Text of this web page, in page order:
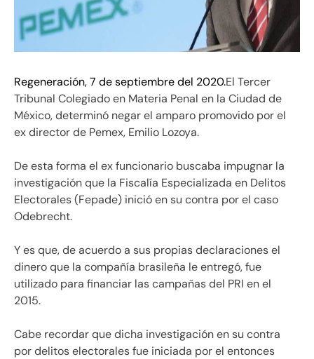
Regeneración, 7 de septiembre del 2020.El Tercer
Tribunal Colegiado en Materia Penal en la Ciudad de
México, determinó negar el amparo promovido por el
ex director de Pemex, Emilio Lozoya.
De esta forma el ex funcionario buscaba impugnar la
investigación que la Fiscalía Especializada en Delitos
Electorales (Fepade) inició en su contra por el caso
Odebrecht.
Y es que, de acuerdo a sus propias declaraciones el
dinero que la compañía brasileña le entregó, fue
utilizado para financiar las campañas del PRI en el
2015.
Cabe recordar que dicha investigación en su contra
por delitos electorales fue iniciada por el entonces